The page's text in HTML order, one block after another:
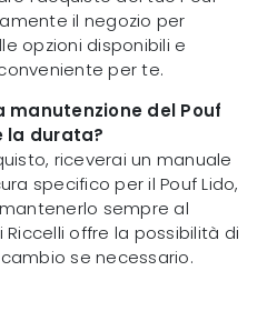
il negozio per
opzioni disponibili e
per te.
del Pouf
la durata?
riceverai un manuale
specifico per il Pouf Lido,
sempre al
Riccelli offre la possibilità di
se necessario.